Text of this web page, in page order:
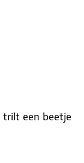
oplossing
en
trilt een beetje